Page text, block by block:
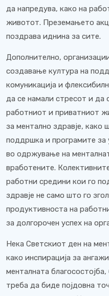
да напредува, како на
животот. Преземањето
поздрава иднина за сите.
Дополнително,
создавање култура на
комуникација и
да се намали стресот и да
работниот и приватниот
за ментално здравје, како
поддршка и програмите за
во одржување на
вработените.
работни средини кои го
здравје не само што го
продуктивноста на
за долгорочен успех на
Нека Светскиот ден на
како инспирација за
менталната
треба да биде појдовна